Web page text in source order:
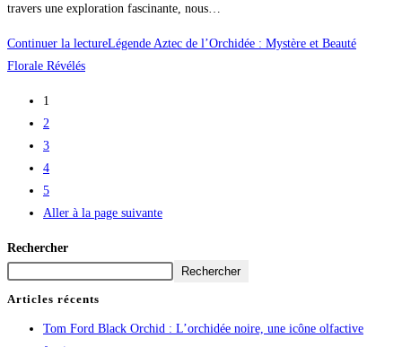
travers une exploration fascinante, nous…
Continuer la lectureLégende Aztec de l’Orchidée : Mystère et Beauté
Florale Révélés
1
2
3
4
5
Aller à la page suivante
Rechercher
Rechercher
Articles récents
Tom Ford Black Orchid : L’orchidée noire, une icône olfactive